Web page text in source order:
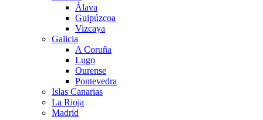
Álava
Guipúzcoa
Vizcaya
Galicia
A Coruña
Lugo
Ourense
Pontevedra
Islas Canarias
La Rioja
Madrid